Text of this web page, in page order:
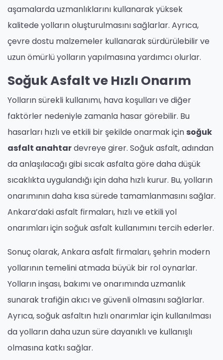
aşamalarda uzmanlıklarını kullanarak yüksek
kalitede yolların oluşturulmasını sağlarlar. Ayrıca,
çevre dostu malzemeler kullanarak sürdürülebilir ve
uzun ömürlü yolların yapılmasına yardımcı olurlar.
Soğuk Asfalt ve Hızlı Onarım
Yolların sürekli kullanımı, hava koşulları ve diğer
faktörler nedeniyle zamanla hasar görebilir. Bu
hasarları hızlı ve etkili bir şekilde onarmak için soğuk
asfalt anahtardevreye girer. Soğuk asfalt, adından
da anlaşılacağı gibi sıcak asfalta göre daha düşük
sıcaklıkta uygulandığı için daha hızlı kurur. Bu, yolların
onarımının daha kısa sürede tamamlanmasını sağlar.
Ankara’daki asfalt firmaları, hızlı ve etkili yol
onarımları için soğuk asfalt kullanımını tercih ederler.
Sonuç olarak, Ankara asfalt firmaları, şehrin modern
yollarının temelini atmada büyük bir rol oynarlar.
Yolların inşası, bakımı ve onarımında uzmanlık
sunarak trafiğin akıcı ve güvenli olmasını sağlarlar.
Ayrıca, soğuk asfaltın hızlı onarımlar için kullanılması
da yolların daha uzun süre dayanıklı ve kullanışlı
olmasına katkı sağlar.